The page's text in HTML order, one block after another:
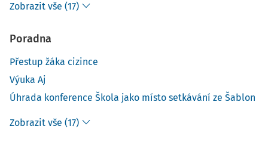
Zobrazit vše (17)
Poradna
Přestup žáka cizince
Výuka Aj
Úhrada konference Škola jako místo setkávání ze Šablon
Zobrazit vše (17)